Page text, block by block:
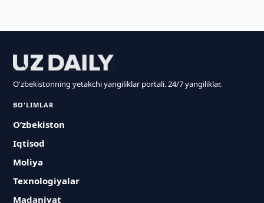
O'zbekistonning yetakchi yangiliklar portali. 24/7 yangiliklar.
BO'LIMLAR
O‘zbekiston
Iqtisod
Moliya
Texnologiyalar
Madaniyat